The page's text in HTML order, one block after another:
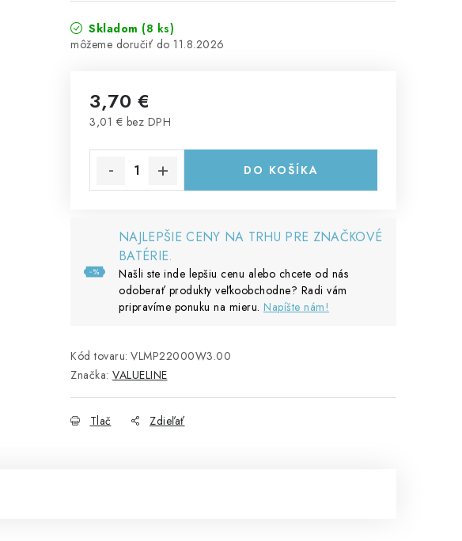
Skladom (8 ks)
11.8.2026
3,70 €
3,01 € bez DPH
DO KOŠÍKA
NAJLEPŠIE CENY NA TRHU PRE ZNAČKOVÉ
BATÉRIE.
Našli ste inde lepšiu cenu alebo chcete od nás
odoberať produkty veľkoobchodne? Radi vám
pripravíme ponuku na mieru. Napíšte nám!
Kód tovaru: VLMP22000W3.00
Značka: VALUELINE
Tlač Zdieľať